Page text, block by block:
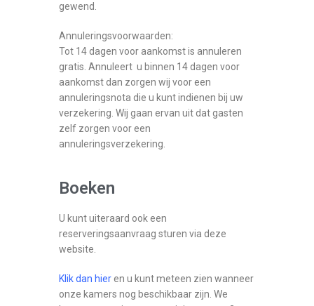
gewend.
Annuleringsvoorwaarden:
Tot 14 dagen voor aankomst is annuleren
gratis. Annuleert u binnen 14 dagen voor
aankomst dan zorgen wij voor een
annuleringsnota die u kunt indienen bij uw
verzekering. Wij gaan ervan uit dat gasten
zelf zorgen voor een
annuleringsverzekering.
Boeken
U kunt uiteraard ook een
reserveringsaanvraag sturen via deze
website.
Klik dan hieren u kunt meteen zien wanneer
onze kamers nog beschikbaar zijn. We